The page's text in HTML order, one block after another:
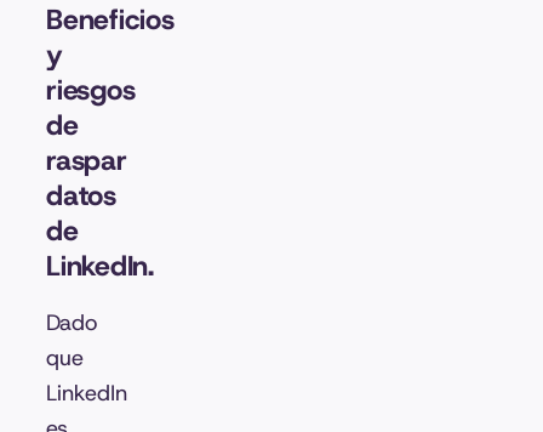
Beneficios
y
riesgos
de
raspar
datos
de
LinkedIn.
Dado
que
LinkedIn